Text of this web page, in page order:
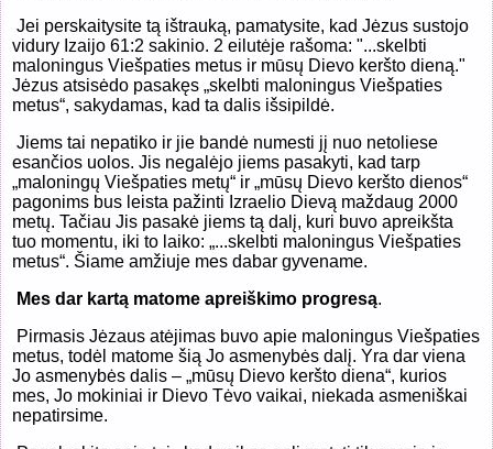
Jei perskaitysite tą ištrauką, pamatysite, kad Jėzus sustojo
vidury Izaijo 61:2 sakinio. 2 eilutėje rašoma: "...skelbti
maloningus Viešpaties metus ir mūsų Dievo keršto dieną."
Jėzus atsisėdo pasakęs „skelbti maloningus Viešpaties
metus“, sakydamas, kad ta dalis išsipildė.
Jiems tai nepatiko ir jie bandė numesti jį nuo netoliese
esančios uolos. Jis negalėjo jiems pasakyti, kad tarp
„maloningų Viešpaties metų“ ir „mūsų Dievo keršto dienos“
pagonims bus leista pažinti Izraelio Dievą maždaug 2000
metų. Tačiau Jis pasakė jiems tą dalį, kuri buvo apreikšta
tuo momentu, iki to laiko: „...skelbti maloningus Viešpaties
metus“. Šiame amžiuje mes dabar gyvename.
Mes dar kartą matome apreiškimo progresą.
Pirmasis Jėzaus atėjimas buvo apie maloningus Viešpaties
metus, todėl matome šią Jo asmenybės dalį. Yra dar viena
Jo asmenybės dalis – „mūsų Dievo keršto diena“, kurios
mes, Jo mokiniai ir Dievo Tėvo vaikai, niekada asmeniškai
nepatirsime.